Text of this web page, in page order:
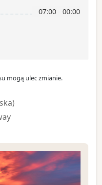
07:00 00:00
mogą ulec zmianie.